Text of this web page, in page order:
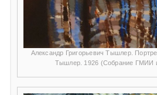
Александр Григорьевич Тышлер.
Тышлер. 1926 (Собрание ГМИИ